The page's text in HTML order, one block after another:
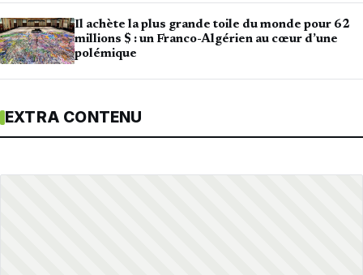
Il achète la plus grande toile du monde pour 62
millions $ : un Franco-Algérien au cœur d’une
polémique
EXTRA CONTENU